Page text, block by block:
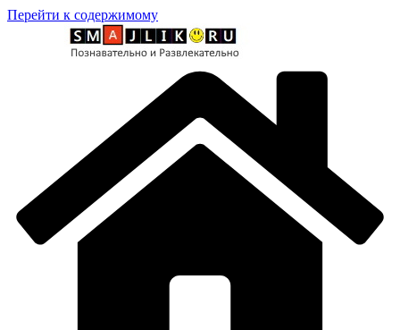
Перейти к содержимому